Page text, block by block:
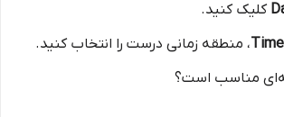
کلیک کنید.
، منطقه زمانی درست را انتخاب کنید.
مناسب است؟